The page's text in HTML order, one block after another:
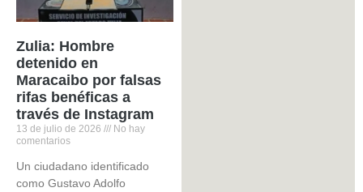
Zulia: Hombre
detenido en
Maracaibo por falsas
rifas benéficas a
través de Instagram
13 de julio de 2026
No hay
comentarios
Un ciudadano identificado
como Gustavo Adolfo